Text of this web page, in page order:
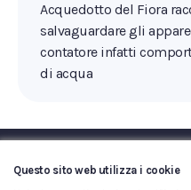
Acquedotto del Fiora
salvaguardare gli
contatore infatti
di acqua
Questo sito web utilizza i cookie